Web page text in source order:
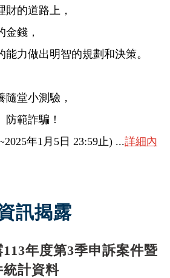
財的道路上，
金錢，
力做出明智的規劃和決策。
隨堂小測驗，
範詐騙！
年1月5日 23:59止) ...詳細內
訊揭露
年度第3季申訴案件暨
統計資料